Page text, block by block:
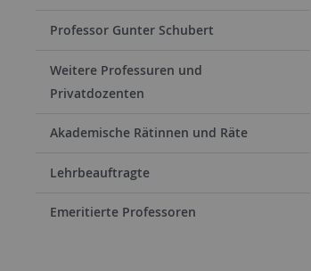
Professor Gunter Schubert
Weitere Professuren und
Privatdozenten
Akademische Rätinnen und Räte
Lehrbeauftragte
Emeritierte Professoren